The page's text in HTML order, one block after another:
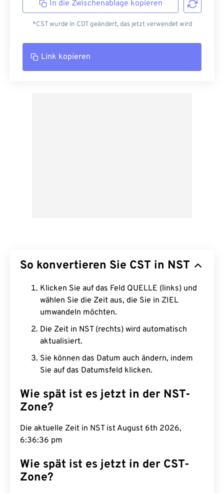
In die Zwischenablage kopieren
*CST wurde in CDT geändert, das jetzt verwendet wird
Link kopieren
So konvertieren Sie CST in NST
Klicken Sie auf das Feld QUELLE (links) und
wählen Sie die Zeit aus, die Sie in ZIEL
umwandeln möchten.
Die Zeit in NST (rechts) wird automatisch
aktualisiert.
Sie können das Datum auch ändern, indem
Sie auf das Datumsfeld klicken.
Wie spät ist es jetzt in der NST-
Zone?
Die aktuelle Zeit in NST ist August 6th 2026,
6:36:37 pm
Wie spät ist es jetzt in der CST-
Zone?